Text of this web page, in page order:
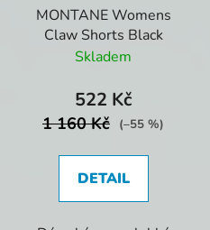
MONTANE Womens
Claw Shorts Black
Skladem
522 Kč
1 160 Kč (–55 %)
DETAIL